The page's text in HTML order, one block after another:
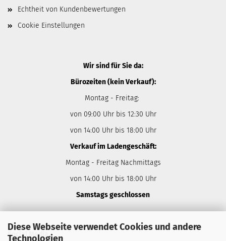
Diese Webseite verwendet Cookies und andere
Technologien
Echtheit von Kundenbewertungen
Cookie Einstellungen
Wir sind für Sie da:
Bürozeiten (kein Verkauf):
Montag - Freitag:
von 09:00 Uhr bis 12:30 Uhr
von 14:00 Uhr bis 18:00 Uhr
Verkauf im Ladengeschäft:
Montag - Freitag Nachmittags
von 14:00 Uhr bis 18:00 Uhr
Samstags geschlossen
Social Media